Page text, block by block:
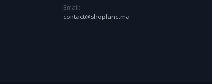
Email:
contact@shopland.ma